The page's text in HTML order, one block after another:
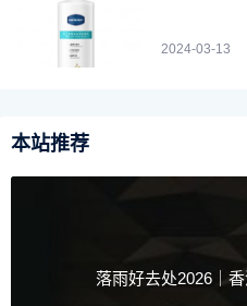
2024-03-13
本站推荐
落雨好去处2026｜